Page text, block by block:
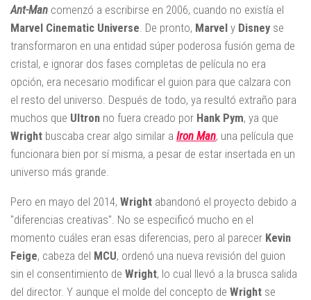
Ant-Man comenzó a escribirse en 2006, cuando no existía el
Marvel Cinematic Universe. De pronto, Marvel y Disney se
transformaron en una entidad súper poderosa fusión gema de
cristal, e ignorar dos fases completas de película no era
opción, era necesario modificar el guion para que calzara con
el resto del universo. Después de todo, ya resultó extraño para
muchos que Ultron no fuera creado por Hank Pym, ya que
Wright buscaba crear algo similar a Iron Man, una película que
funcionara bien por sí misma, a pesar de estar insertada en un
universo más grande.
Pero en mayo del 2014, Wright abandonó el proyecto debido a
"diferencias creativas". No se especificó mucho en el
momento cuáles eran esas diferencias, pero al parecer Kevin
Feige, cabeza del MCU, ordenó una nueva revisión del guion
sin el consentimiento de Wright, lo cual llevó a la brusca salida
del director. Y aunque el molde del concepto de Wright se